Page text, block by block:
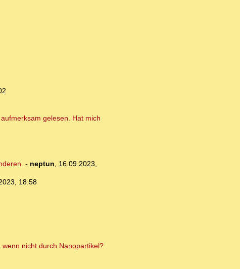
gelesen. Hat mich
- neptun, 16.09.2023,
18:58
nicht durch Nanopartikel?